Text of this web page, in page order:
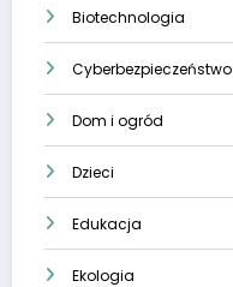
Biotechnologia
Cyberbezpieczeństwo
Dom i ogród
Dzieci
Edukacja
Ekologia